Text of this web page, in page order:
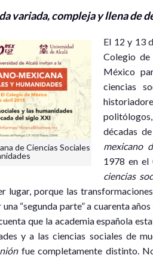
variada, compleja y llena de
de Ciencias Sociales
El 12 y 13
Colegio
México
ciencias
décadas
mexicano
1978 en el
ciencias
lugar, porque las
“segunda parte” a cuarenta
que la academia española
y a las ciencias sociales de
fue completamente distinto.